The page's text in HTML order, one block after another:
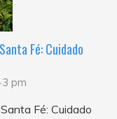
Fé: Cuidado
pm
Fé: Cuidado